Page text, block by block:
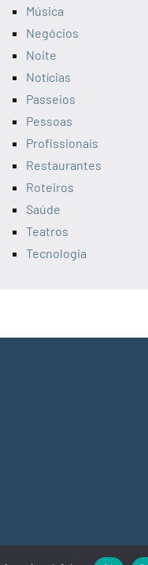
Música
Negócios
Noite
Notícias
Passeios
Pessoas
Profissionais
Restaurantes
Roteiros
Saúde
Teatros
Tecnologia